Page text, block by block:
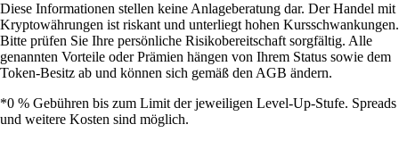
Diese Informationen stellen keine Anlageberatung dar. Der Handel mit
Kryptowährungen ist riskant und unterliegt hohen Kursschwankungen.
Bitte prüfen Sie Ihre persönliche Risikobereitschaft sorgfältig. Alle
genannten Vorteile oder Prämien hängen von Ihrem Status sowie dem
Token-Besitz ab und können sich gemäß den AGB ändern.
*0 % Gebühren bis zum Limit der jeweiligen Level-Up-Stufe. Spreads
und weitere Kosten sind möglich.